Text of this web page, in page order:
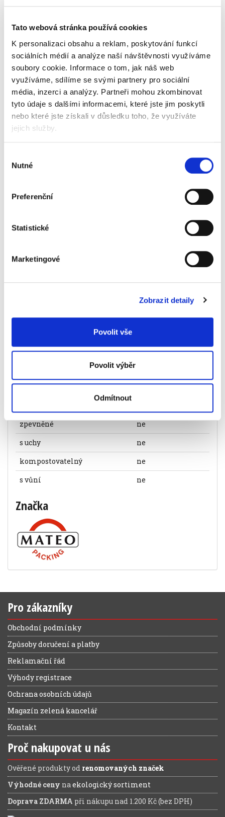
Tato webová stránka používá cookies
K personalizaci obsahu a reklam, poskytování funkcí
sociálních médií a analýze naší návštěvnosti využíváme
soubory cookie. Informace o tom, jak náš web
využíváme, sdílíme se svými partnery pro sociální
média, inzerci a analýzy. Partneři mohou zkombinovat
tyto údaje s dalšími informacemi, které jste jim poskytli
nebo které jste získali v důsledku toho, že využíváte
jejich služby.
souhlasu
Nutné
Preferenční
Statistické
Marketingové
Zobrazit detaily
Povolit vše
Povolit výběr
Odmítnout
Skladem
Vyberte si parametry
barva
rozměry 70 x 110 cm
balení 25 ks
Pytel na odpad 70x110 cm, 120 l, 40 mic,
69 Kč
barva
červená
počet kusů v balení
25
zpevněné
ne
s uchy
ne
kompostovatelný
ne
s vůní
ne
Značka
Pro zákazníky
Obchodní podmínky
Způsoby doručení a platby
Reklamační řád
Výhody registrace
Ochrana osobních údajů
Magazín zelená kancelář
Kontakt
Proč nakupovat u nás
Ověřené produkty od renomovaných značek
Výhodné ceny na ekologický sortiment
Doprava ZDARMA při nákupu nad 1.200 Kč (bez DPH)